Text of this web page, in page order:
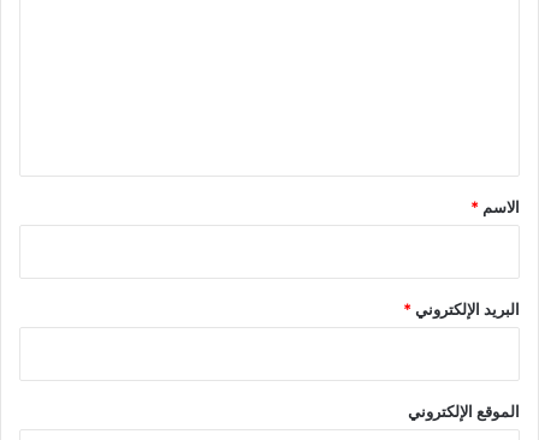
*
الاسم *
البريد الإلكتروني*
الموقع الإلكتروني